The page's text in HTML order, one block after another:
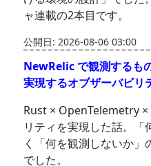
ャ連載の2本目です。
公開日: 2026-08-06 03:00
NewRelic で観測するも
実現するオブザーバビリ
Rust × OpenTelemetry
リティを実現した話。「
く「何を観測しないか
でした。